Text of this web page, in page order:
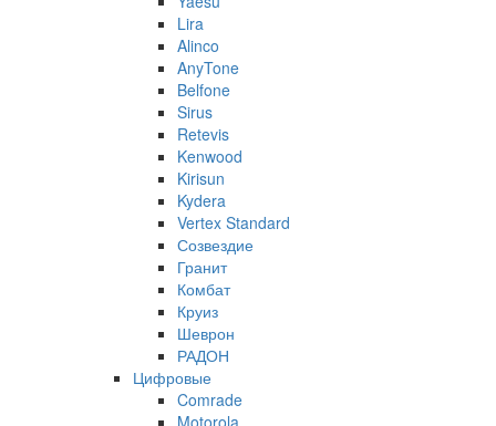
Lira
Alinco
AnyTone
Belfone
Sirus
Retevis
Kenwood
Kirisun
Kydera
Vertex Standard
Созвездие
Гранит
Комбат
Круиз
Шеврон
РАДОН
Цифровые
Comrade
Motorola